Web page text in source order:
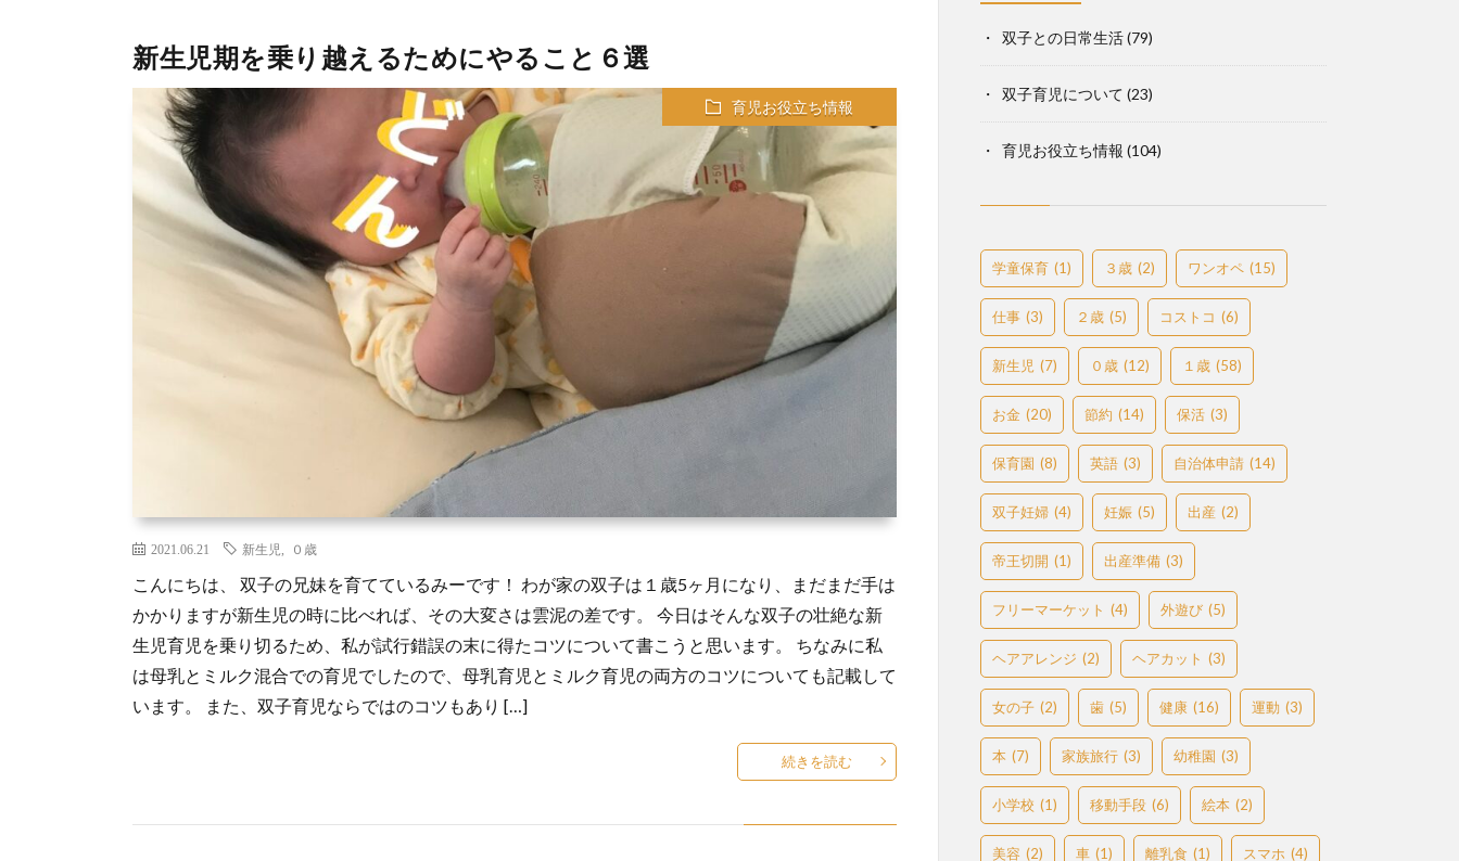
新生児期を乗り越えるためにやること６選
育児お役立ち情報
2021.06.21 新生児 ０歳
こんにちは、 双子の兄妹を育てているみーです！ わが家の双子は１歳5ヶ月になり、まだまだ手は
かかりますが新生児の時に比べれば、その大変さは雲泥の差です。 今日はそんな双子の壮絶な新
生児育児を乗り切るため、私が試行錯誤の末に得たコツについて書こうと思います。 ちなみに私
は母乳とミルク混合での育児でしたので、母乳育児とミルク育児の両方のコツについても記載して
います。 また、双子育児ならではのコツもあり […]
続きを読む
双子との日常生活(79)
双子育児について (23)
育児お役立ち情報 (104)
学童保育 (1) ３歳 (2) ワンオペ (15)
仕事 (3) ２歳 (5) コストコ (6)
新生児 (7) ０歳 (12) １歳 (58)
お金 (20) 節約 (14) 保活 (3)
保育園 (8) 英語 (3) 自治体申請 (14)
双子妊婦 (4) 妊娠 (5) 出産 (2)
帝王切開 (1) 出産準備 (3)
フリーマーケット (4) 外遊び (5)
ヘアアレンジ (2) ヘアカット (3)
女の子 (2) 歯 (5) 健康 (16) 運動 (3)
本 (7) 家族旅行 (3) 幼稚園 (3)
小学校 (1) 移動手段 (6) 絵本 (2)
美容 (2) 車 (1) 離乳食 (1) スマホ (4)